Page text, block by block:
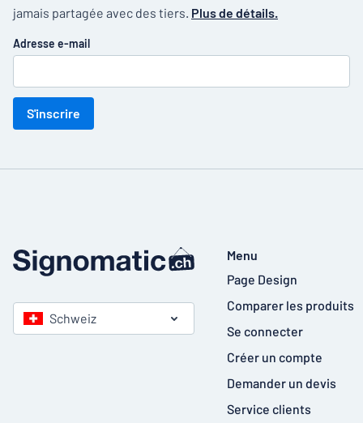
jamais partagée avec des tiers. Plus de détails.
Adresse e-mail
S'inscrire
Schweiz
Menu
Page Design
Comparer les produits
Se connecter
Créer un compte
Demander un devis
Service clients